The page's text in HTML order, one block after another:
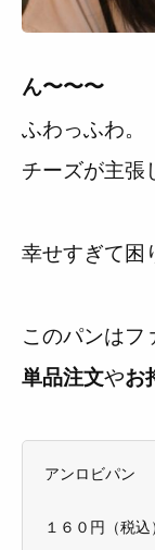
ん〜〜〜
ふわっふわ。
チーズが主張
幸せすぎて困
このパンはフ
単品注文やお
アンロビパン
１６０円（税込